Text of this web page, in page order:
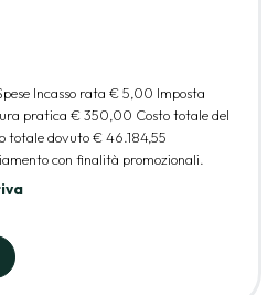
Incasso rata € 5,00 Imposta
pratica € 350,00 Costo totale del
totale dovuto€ 46.184,55
con finalità promozionali.